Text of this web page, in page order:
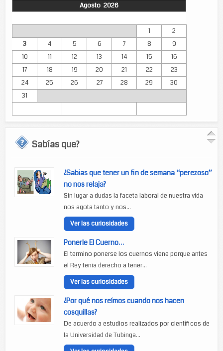
Agosto 2026
1
2
3
4 5 6 7 8
9
10
11 12 13 14 15
16
17
18 19 20 21 22
23
24
25 26 27 28 29
30
31
Sabías que?
¿Sabias que tener un fin de semana “perezoso”
no nos relaja?
Sin lugar a dudas la faceta laboral de nuestra vida
nos agota tanto y nos...
Ver las curiosidades
Ponerle El Cuerno…
El termino ponerse los cuernos viene porque antes
el Rey tenia derecho a tener...
Ver las curiosidades
¿Por qué nos reímos cuando nos hacen
cosquillas?
De acuerdo a estudios realizados por científicos de
la Universidad de Tubinga...